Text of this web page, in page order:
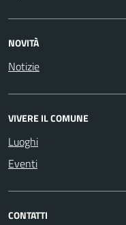
NOVITÀ
Notizie
VIVERE IL COMUNE
Luoghi
Eventi
CONTATTI